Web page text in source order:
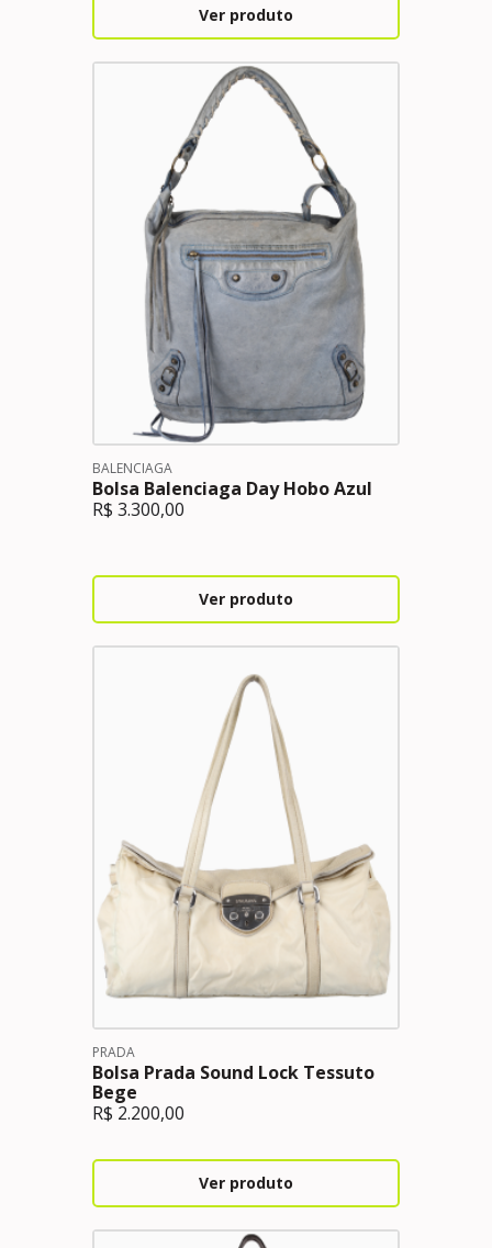
Ver produto
BALENCIAGA
Bolsa Balenciaga Day Hobo Azul
R$ 3.300,00
Ver produto
PRADA
Bolsa Prada Sound Lock Tessuto
Bege
R$ 2.200,00
Ver produto